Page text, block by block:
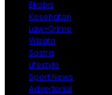
Ekobis
Kesehatan
Law-Crime
Wisata
Sastra
Lifestyle
Sport News
Advertorial